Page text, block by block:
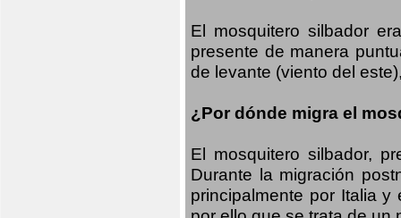
El mosquitero silbador
presente de manera
de levante (viento del
¿Por dónde migra el
El mosquitero silbador,
Durante la migración
principalmente por Italia